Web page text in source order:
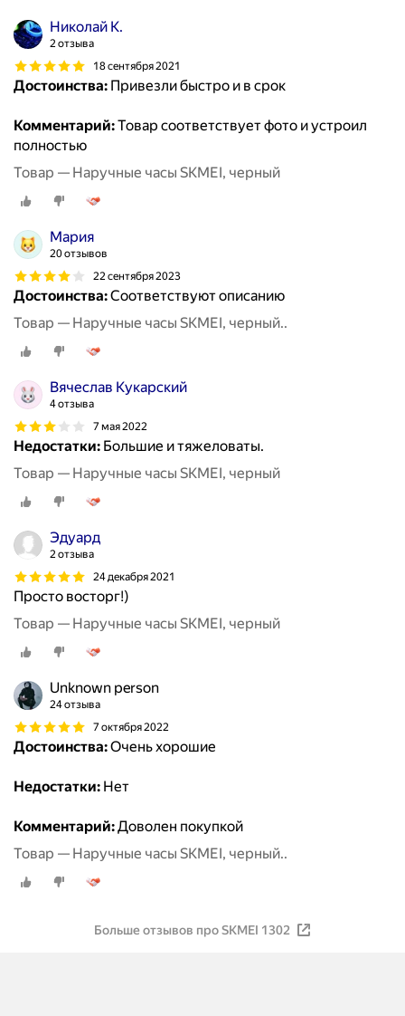
Николай К.
2 отзыва
18 сентября 2021
Достоинства: Привезли быстро и в срок
Комментарий:Товар соответствует фото и устроил
полностью
Товар — Наручные часы SKMEI, черный
Мария
20 отзывов
22 сентября 2023
Достоинства:Соответствуют описанию
Товар — Наручные часы SKMEI, черный..
Вячеслав Кукарский
4 отзыва
7 мая 2022
Недостатки: Большие и тяжеловаты.
Товар — Наручные часы SKMEI, черный
Эдуард
2 отзыва
24 декабря 2021
Просто восторг!)
Товар — Наручные часы SKMEI, черный
Unknown person
24 отзыва
7 октября 2022
Достоинства:Очень хорошие
Недостатки: Нет
Комментарий:Доволен покупкой
Товар — Наручные часы SKMEI, черный..
Больше отзывов про SKMEI 1302